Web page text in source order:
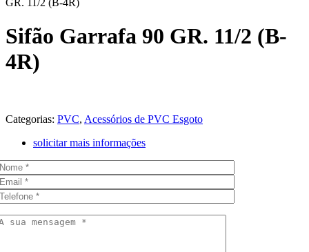
GR. 11/2 (B-4R)
Sifão Garrafa 90 GR. 11/2 (B-
4R)
Categorias: PVC, Acessórios de PVC Esgoto
solicitar mais informações